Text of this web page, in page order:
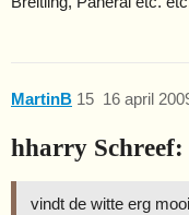
MartinB 16 april
15
hharry Schreef:
vindt de witte erg